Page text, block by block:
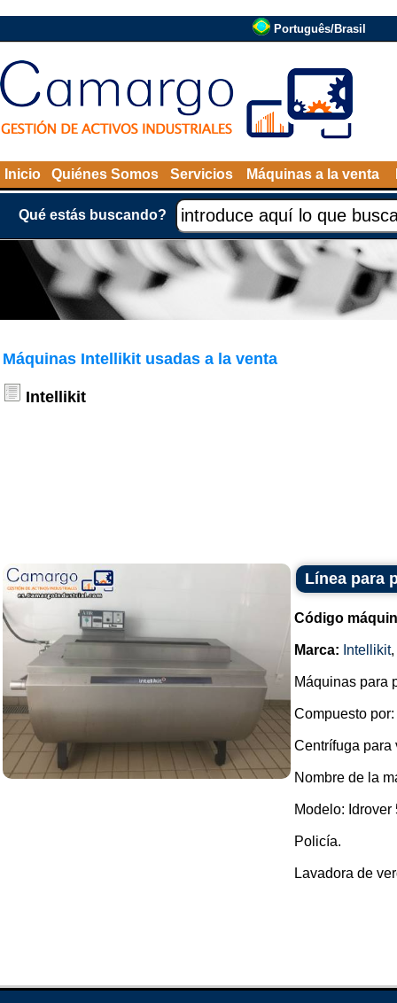
Português/Brasil
Inicio Quiénes Somos Servicios Máquinas a la venta
Qué estás buscando?
Máquinas Intellikit usadas a la venta
Intellikit
Línea para
Código
Marca: Intellikit,
Máquinas para
Compuesto por:
Centrífuga para
Nombre de la
Modelo: Idrover
Policía.
Lavadora de